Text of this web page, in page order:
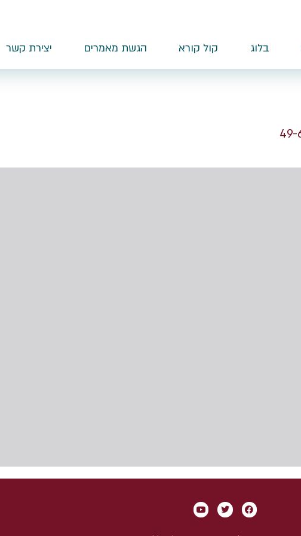
בלוג קול קורא הגשת מאמרים יצירת קשר